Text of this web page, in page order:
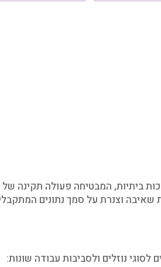
ביתיות, המבטיחה פעולה תקינה
שאיבה וצנרת על סמך נתונים
נוזלים ולסביבות עבודה שונות: